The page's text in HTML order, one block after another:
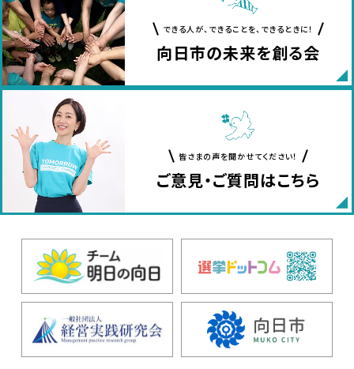
できる人が、できることを、できるときに！
向日市の未来を創る会
皆さまの声を聞かせてください！
ご意見・ご質問はこちら